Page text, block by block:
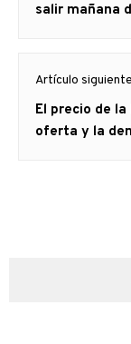
anterior
salir mañana
Artículo siguiente
Artículo
siguiente:
El precio de
oferta y la